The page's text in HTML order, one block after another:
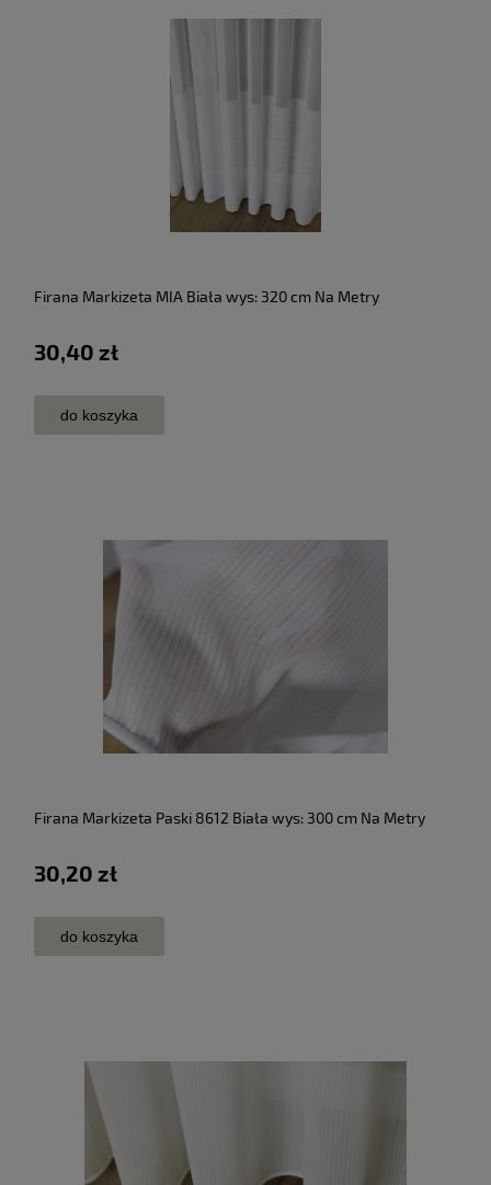
Firana Markizeta MIA Biała wys: 320 cm Na Metry
30,40 zł
do koszyka
Firana Markizeta Paski 8612 Biała wys: 300 cm Na Metry
30,20 zł
do koszyka